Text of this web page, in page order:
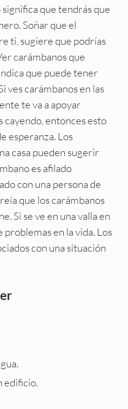
que tendrás que
Soñar que el
ti, sugiere que podrías
carámbanos que
que puede tener
ves carámbanos en las
te va a apoyar
cayendo, entonces esto
esperanza. Los
casa pueden sugerir
es afilado
con una persona de
que los carámbanos
Si se ve en una valla en
en la vida. Los
con una situación
edificio.